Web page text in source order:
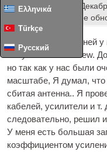
Ελληνικά
Türkçe
Русский
Опубликовано
. Последнее
Для последней 3 дней
получением Freeview.
но так как у нас были
масштабе, Я думал,
сбитая антенна.. Я
кабелей, усилители и
следовательно, решил
У меня есть большая
коэффициентом